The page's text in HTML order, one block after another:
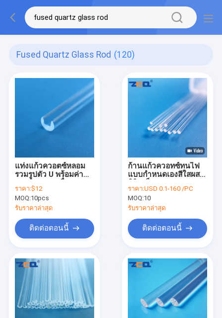
Fused Quartz Glass Rod (120)
แท่งแก้วควอตซ์หลอม
รวมรูปตัว U พร้อมค่า
มม.
ราคา:$12
MOQ:10pcs
รับราคาล่าสุด
ติดต่อตอนนี้
ก้านแก้วควอทซ์ทนไฟ
แบบกำหนดเองสีใสผสม
ราคา:USD 0.1-160 /PC
MOQ:10
รับราคาล่าสุด
ติดต่อตอนนี้